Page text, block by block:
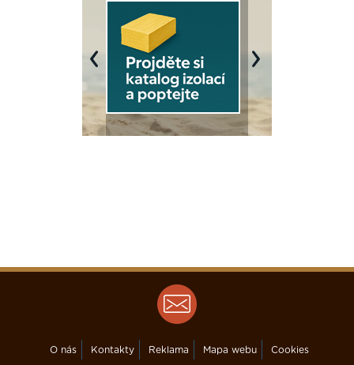
Previous Next
O nás Kontakty Reklama Mapa webu Cookies